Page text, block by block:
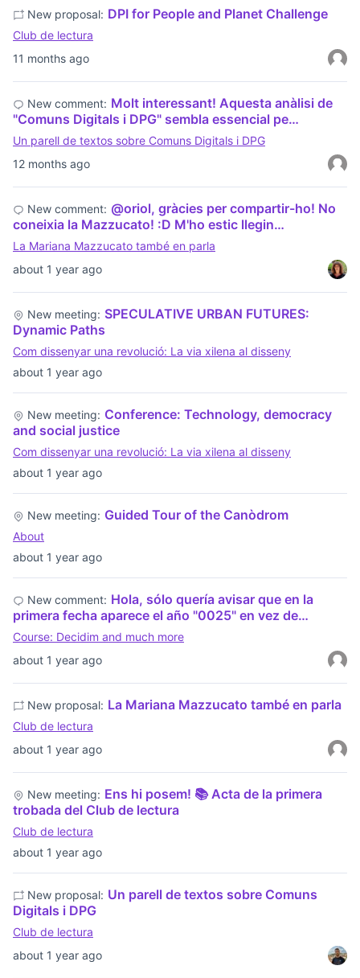
11 months ago
New proposal: DPI for People and Planet Challenge
Club de lectura
12 months ago
New comment: Molt interessant! Aquesta anàlisi de
"Comuns Digitals i DPG" sembla essencial pe…
Un parell de textos sobre Comuns Digitals i DPG
about 1 year ago
New comment: @oriol, gràcies per compartir-ho! No
coneixia la Mazzucato! :D M'ho estic llegin…
La Mariana Mazzucato també en parla
about 1 year ago
New meeting: SPECULATIVE URBAN FUTURES:
Dynamic Paths
Com dissenyar una revolució: La via xilena al disseny
about 1 year ago
New meeting: Conference: Technology, democracy
and social justice
Com dissenyar una revolució: La via xilena al disseny
about 1 year ago
New meeting: Guided Tour of the Canòdrom
About
about 1 year ago
New comment: Hola, sólo quería avisar que en la
primera fecha aparece el año "0025" en vez de…
Course: Decidim and much more
about 1 year ago
New proposal: La Mariana Mazzucato també en parla
Club de lectura
about 1 year ago
New meeting: Ens hi posem! 📚 Acta de la primera
trobada del Club de lectura
Club de lectura
about 1 year ago
New proposal: Un parell de textos sobre Comuns
Digitals i DPG
Club de lectura